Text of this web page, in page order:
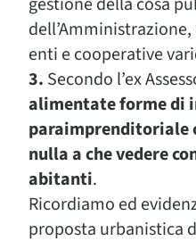
enti e cooperative
3. Secondo l’ex
alimentate forme di
paraimprenditoriale
nulla a che vedere
abitanti.
Ricordiamo ed
proposta urbanistica